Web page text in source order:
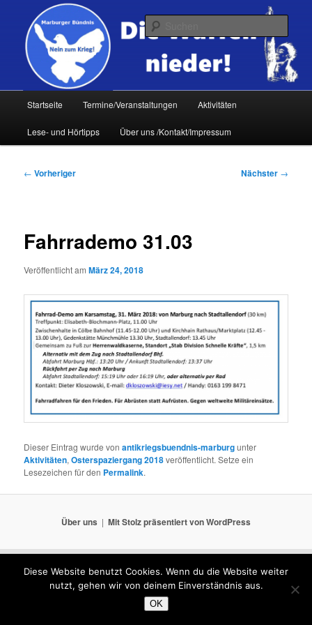
primären
springen
Startseite Termine/Veranstaltungen Aktivitäten
Lese- und Hörtipps Über uns /Kontakt/Impressum
Beitragsnavigation
← Vorheriger Nächster →
Fahrrademo 31.03
Veröffentlicht amMärz 24, 2018
Dieser Eintrag wurde vonantikriegsbuendnis-marburgunter
Aktivitäten,Osterspaziergang 2018veröffentlicht. Setze ein
Lesezeichen für den Permalink.
Über uns Mit Stolz präsentiert von WordPress
Diese Website benutzt Cookies. Wenn du die Website weiter
nutzt, gehen wir von deinem Einverständnis aus.
OK